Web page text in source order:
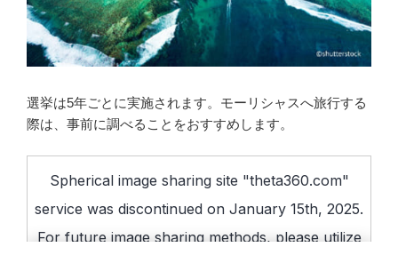
選挙は5年ごとに実施されます。モーリシャスへ旅行する
際は、事前に調べることをおすすめします。